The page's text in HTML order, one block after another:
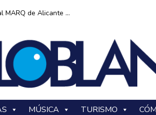
MARQ de Alicante ...
MÚSICA TURISMO